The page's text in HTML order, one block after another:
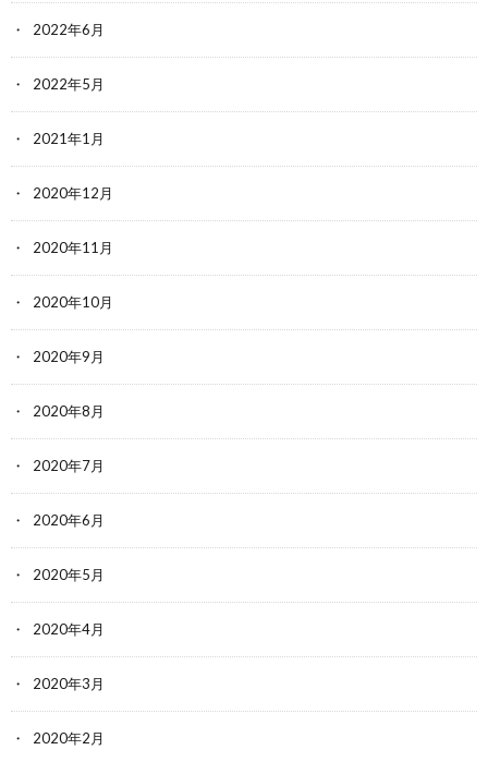
2022年6月
2022年5月
2021年1月
2020年12月
2020年11月
2020年10月
2020年9月
2020年8月
2020年7月
2020年6月
2020年5月
2020年4月
2020年3月
2020年2月